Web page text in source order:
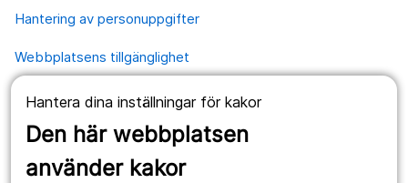
Hantera dina inställningar för kakor
Den här webbplatsen
använder kakor
Hantering av personuppgifter
Webbplatsens tillgänglighet
Våra webbplatser
1177.se